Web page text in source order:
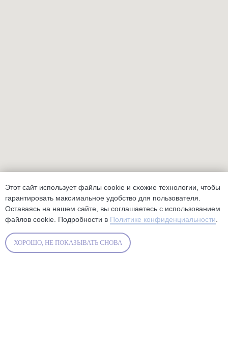
Этот сайт использует файлы cookie и схожие технологии, чтобы
гарантировать максимальное удобство для пользователя.
Оставаясь на нашем сайте, вы соглашаетесь с использованием
файлов cookie. Подробности в Политике конфиденциальности.
ХОРОШО, НЕ ПОКАЗЫВАТЬ СНОВА